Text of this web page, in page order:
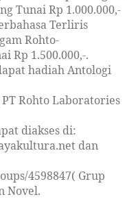
Tunai Rp 1.000.000,-
Terliris
Rohto-
Rp 1.500.000,-.
hadiah Antologi
Rohto Laboratories
diakses di:
dan
4598847( Grup
Novel.